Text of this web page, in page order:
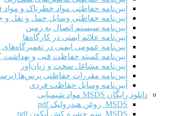
آیین‌نامه حفاظتی مواد خطرناک و مواد
آیین‌نامه حفاظتی وسایل حمل و نقل و
آیین‌نامه سیستم اتصال به زمین
آیین‌نامه علائم ایمنی در کارگاه‌ها
آیین‌نامه عمومی ایمنی در تعمیرگاه‌های
آیین‌نامه کمیته حفاظت فنی و بهداشت
آیین‌نامه مشاغل سخت و زیان‌آور
آیین‌نامه مقررات حفاظتی پرس‌ها
آیین‌نامه وسایل حفاظت فردی
دانلود رایگان MSDS مواد شیمیایی
MSDS روغن هیدرولیک pdf
MSDS سم حشره کش آیکون pdf